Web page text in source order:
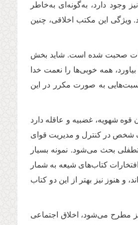
وجود دارد، به‌گونه‌ای به‌خاطر
ویژگی این مکتب اخلاقی، چنین
صحبت شده است. شاید بخش
همه خوبی‌ها را نعمت خدا
به صورت مکرر در این
شهویه، غضبیه و عاقله دارد
شخص در کنترل و مدیریت قوای
بحث می‌شود. نمونه بسیار
کتاب‌های شیعه به شمار
و هنوز نیز بهتر از این دو کتاب
مطرح می‌شود، اخلاق اجتماعی